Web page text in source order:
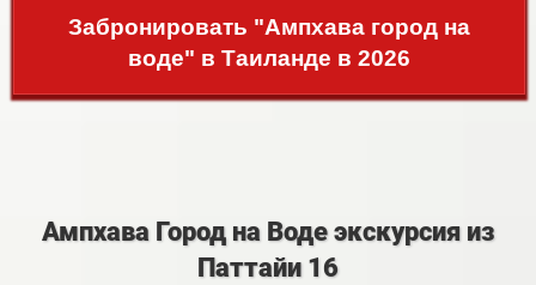
Забронировать "Ампхава город на
воде" в Таиланде в 2026
Ампхава Город на Воде экскурсия из
Паттайи 16